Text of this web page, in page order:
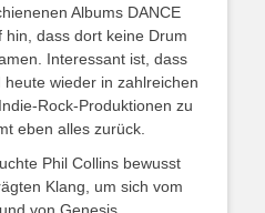
Albums DANCE
dass dort keine Drum
Interessant ist, dass
wieder in zahlreichen
Rock-Produktionen zu
eben alles zurück.
Phil Collins bewusst
Klang, um sich vom